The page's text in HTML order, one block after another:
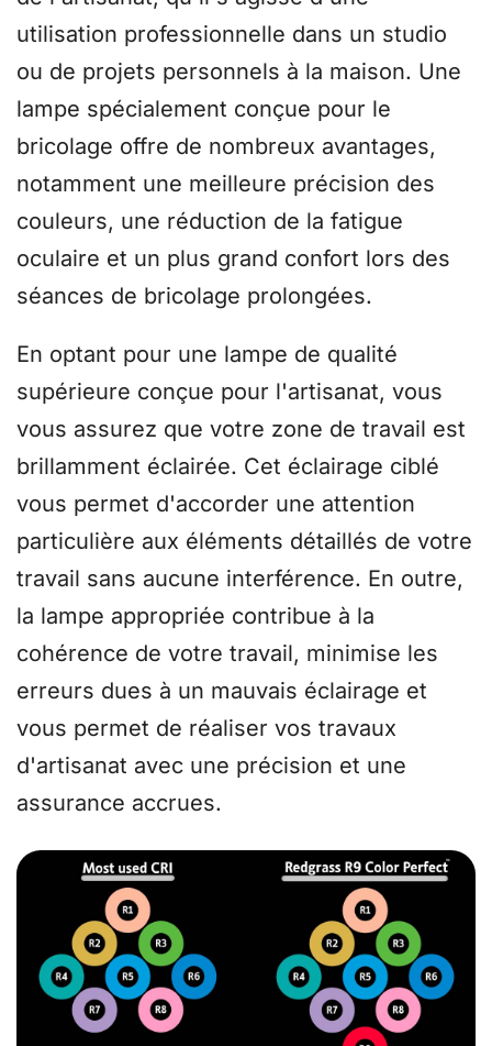
utilisation professionnelle dans un studio
ou de projets personnels à la maison. Une
lampe spécialement conçue pour le
bricolage offre de nombreux avantages,
notamment une meilleure précision des
couleurs, une réduction de la fatigue
oculaire et un plus grand confort lors des
séances de bricolage prolongées.
En optant pour une lampe de qualité
supérieure conçue pour l'artisanat, vous
vous assurez que votre zone de travail est
brillamment éclairée. Cet éclairage ciblé
vous permet d'accorder une attention
particulière aux éléments détaillés de votre
travail sans aucune interférence. En outre,
la lampe appropriée contribue à la
cohérence de votre travail, minimise les
erreurs dues à un mauvais éclairage et
vous permet de réaliser vos travaux
d'artisanat avec une précision et une
assurance accrues.